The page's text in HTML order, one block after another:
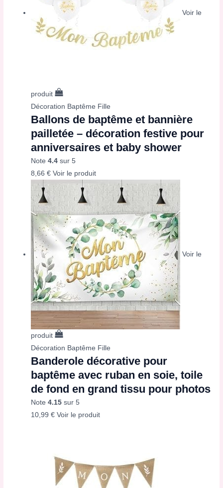
Voir le
produit
Décoration Baptême Fille
Ballons de baptême et bannière
pailletée – décoration festive pour
anniversaires et baby shower
Note4.4 sur 5
8,66€ Voir le produit
Voir le
produit
Décoration Baptême Fille
Banderole décorative pour
baptême avec ruban en soie, toile
de fond en grand tissu pour photos
Note4.15 sur 5
10,99€ Voir le produit